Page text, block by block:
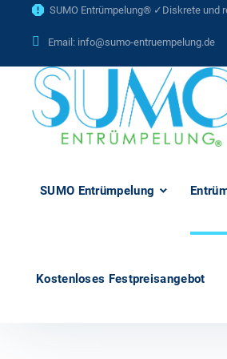
SUMO Entrümpelung® ✓Diskrete und
Email: info@sumo-entruempelung.de
SUMO Entrümpelung
Kostenloses Festpreisangebot